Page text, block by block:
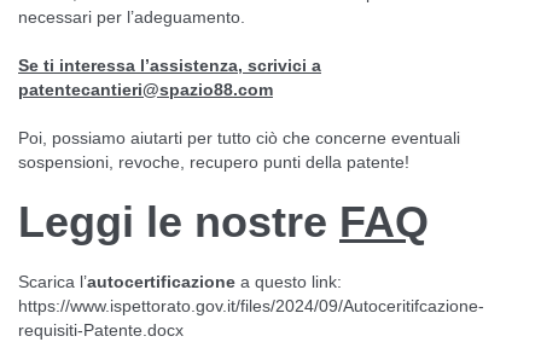
necessari per l’adeguamento.
Se ti interessa l’assistenza, scrivici a
patentecantieri@spazio88.com
Poi, possiamo aiutarti per tutto ciò che concerne eventuali
sospensioni, revoche, recupero punti della patente!
Leggi le nostre FAQ
Scarica l’autocertificazione a questo link:
https://www.ispettorato.gov.it/files/2024/09/Autoceritifcazione-
requisiti-Patente.docx